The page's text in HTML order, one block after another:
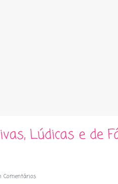
Lúdicas e de
Comentários